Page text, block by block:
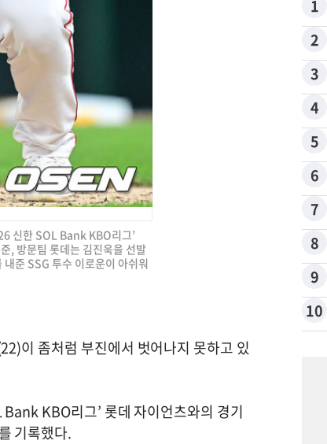
신한 SOL Bank KBO리그’
, 방문팀 롯데는 김진욱을 선발
준 SSG 투수 이로운이 아쉬워
이 좀처럼 부진에서 벗어나지 못하고 있
KBO리그’ 롯데 자이언츠와의 경기
기록했다.
1
2
3
4
5
6
7
8
9
10